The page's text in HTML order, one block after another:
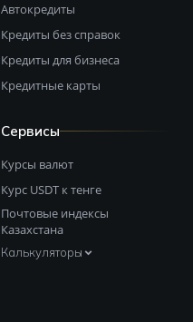
Автокредиты
Кредиты без справок
Кредиты для бизнеса
Кредитные карты
Сервисы
Курсы валют
Курс USDT к тенге
Почтовые индексы
Казахстана
Калькуляторы